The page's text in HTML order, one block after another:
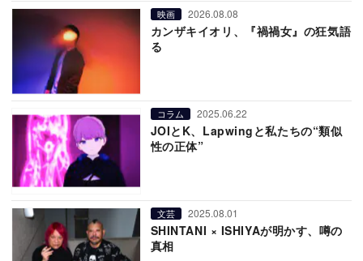
映画 2026.08.08
カンザキイオリ、『禍禍女』の狂気語
る
コラム 2025.06.22
JOIとK、Lapwingと私たちの“類似
性の正体”
文芸 2025.08.01
SHINTANI × ISHIYAが明かす、噂の
真相